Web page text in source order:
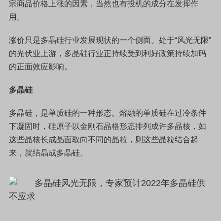
宗商品价格上涨的因素，当然也有投机的成分在发挥作
用。
涨价只是多晶硅行业发展现状的一个侧面。处于“风光无限”
的光伏业上游，多晶硅行业正持续受到利好政策持续加码
的正面效应影响。
多晶硅
多晶硅，是单质硅的一种形态。熔融的单质硅在过冷条件
下凝固时，硅原子以金刚石晶格形态排列成许多晶核，如
这些晶核长成晶面取向不同的晶粒，则这些晶粒结合起
来，就结晶成多晶硅。